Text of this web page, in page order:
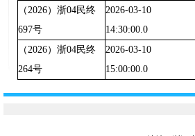
（2026）浙04民终
697号
2026-03-10
14:30:00.0
（2026）浙04民终
264号
2026-03-10
15:00:00.0